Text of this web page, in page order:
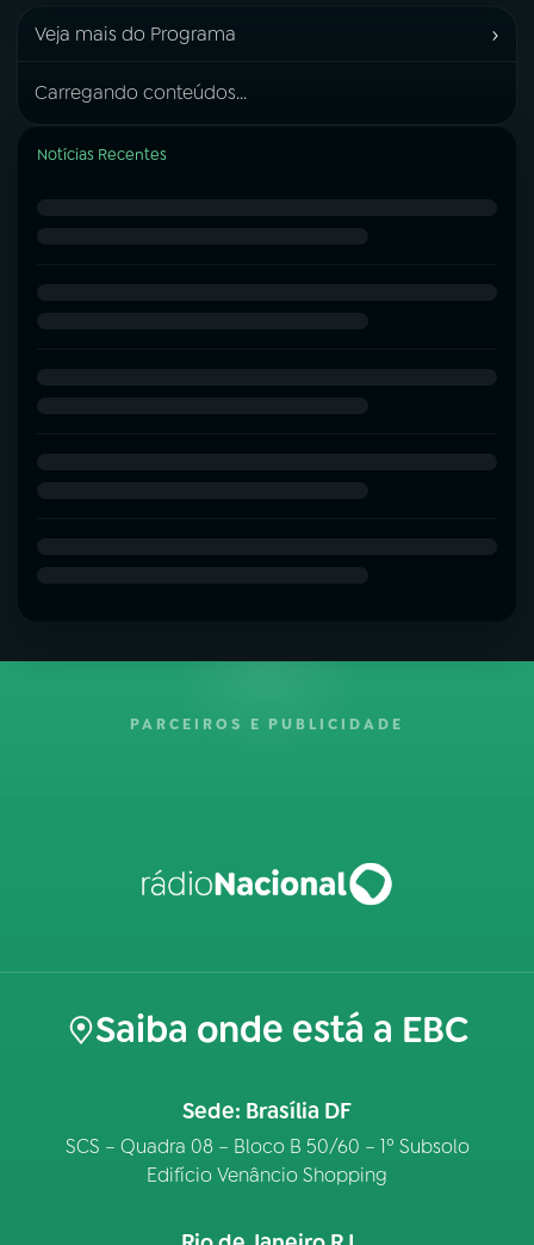
Veja mais do Programa ›
Carregando conteúdos...
Notícias Recentes
PARCEIROS E PUBLICIDADE
Saiba onde está a EBC
Sede: Brasília DF
SCS – Quadra 08 – Bloco B 50/60 – 1º Subsolo
Edifício Venâncio Shopping